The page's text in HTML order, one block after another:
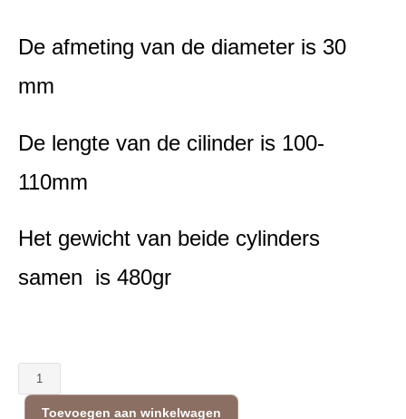
De afmeting van de diameter is 30
mm
De lengte van de cilinder is 100-
110mm
Het gewicht van beide cylinders
samen is 480gr
Shungite
cilinders
Toevoegen aan winkelwagen